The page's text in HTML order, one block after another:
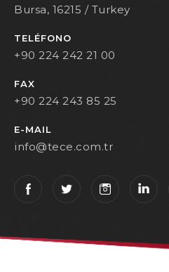
Bursa, 16215 / Turkey
TELÉFONO
+90 224 242 21 00
FAX
+90 224 243 85 25
E-MAIL
info@tece.com.tr